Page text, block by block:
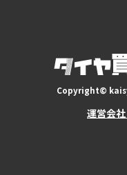
Copyright©
運営会